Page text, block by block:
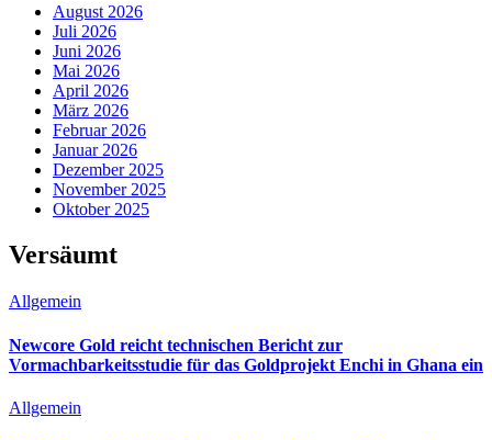
August 2026
Juli 2026
Juni 2026
Mai 2026
April 2026
März 2026
Februar 2026
Januar 2026
Dezember 2025
November 2025
Oktober 2025
Versäumt
Allgemein
Newcore Gold reicht technischen Bericht zur
Vormachbarkeitsstudie für das Goldprojekt Enchi in Ghana ein
Allgemein